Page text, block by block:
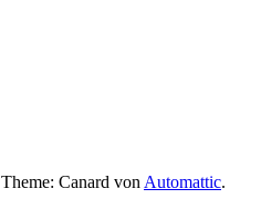
Theme: Canard von Automattic.